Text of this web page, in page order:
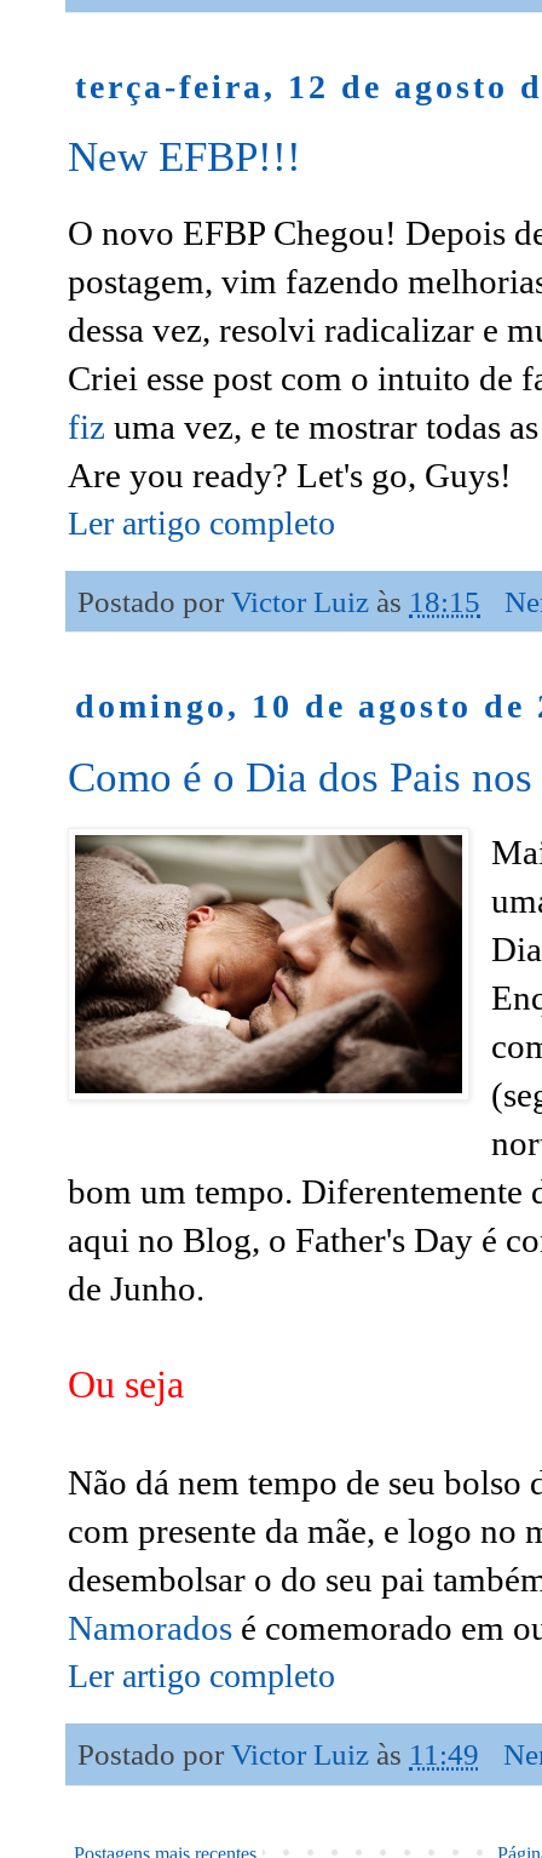
terça-feira, 12 de agosto
New EFBP!!!
O novo EFBP Chegou! Depois
postagem, vim fazendo
dessa vez, resolvi radicalizar e
Criei esse post com o intuito de
fiz uma vez, e te mostrar todas
Are you ready? Let's go, Guys!
Ler artigo completo
Postado por Victor Luiz às 18:15
domingo, 10 de agosto de
Como é o Dia dos Pais
bom um tempo. Diferentemente
aqui no Blog, o Father's Day é
de Junho.
Ou seja
Não dá nem tempo de seu bolso
com presente da mãe, e logo no
desembolsar o do seu pai
Namorados é comemorado em
Ler artigo completo
Postado por Victor Luiz às 11:49
Postagens mais recentes